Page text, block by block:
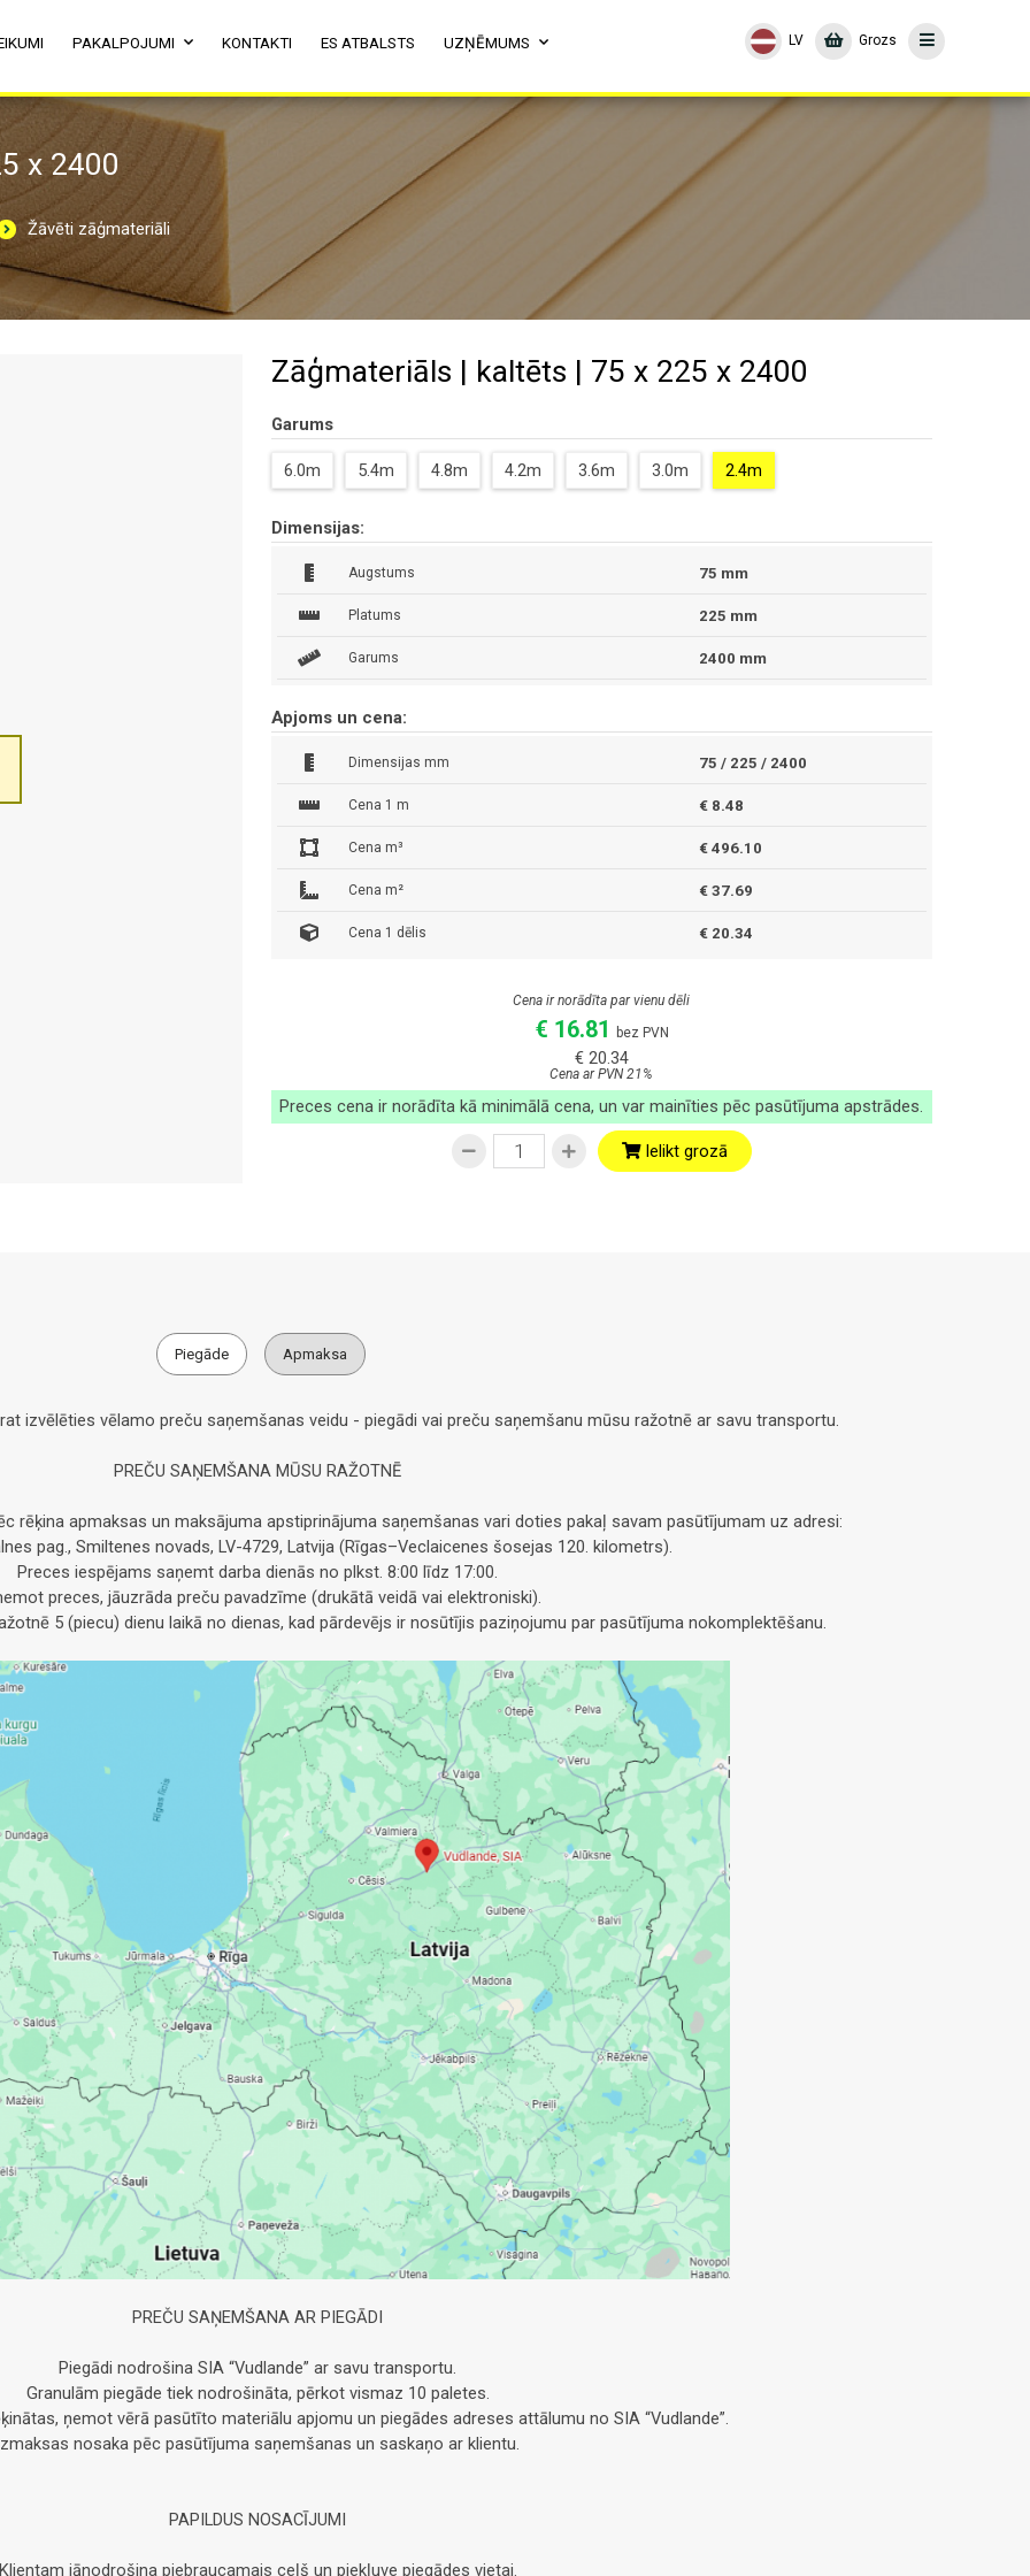
PAKALPOJUMI KONTAKTI ES ATBALSTS
UZŅĒMUMS
Grozs
LV
x 2400
Žāvēti zāģmateriāli
Zāģmateriāls | kaltēts | 75 x 225 x 2400
Garums
6.0m 5.4m 4.8m 4.2m 3.6m 3.0m 2.4m
Dimensijas:
Augstums 75 mm
Platums 225 mm
Garums 2400 mm
Apjoms un cena:
Dimensijas mm 75 / 225 / 2400
Cena 1 m € 8.48
Cena m³ € 496.10
Cena m² € 37.69
Cena 1 dēlis € 20.34
Cena ir norādīta par vienu dēli
€ 16.81 bez PVN
€ 20.34
Cena ar PVN 21%
Preces cena ir norādīta kā minimālā cena, un var mainīties pēc pasūtījuma apstrādes.
Ielikt grozā
Piegāde Apmaksa
izvēlēties vēlamo preču saņemšanas veidu - piegādi vai preču saņemšanu mūsu ražotnē ar savu transportu.
PREČU SAŅEMŠANA MŪSU RAŽOTNĒ
rēķina apmaksas un maksājuma apstiprinājuma saņemšanas vari doties pakaļ savam pasūtījumam uz adresi:
pag., Smiltenes novads, LV-4729, Latvija (Rīgas–Veclaicenes šosejas 120. kilometrs).
Preces iespējams saņemt darba dienās no plkst. 8:00 līdz 17:00.
preces, jāuzrāda preču pavadzīme (drukātā veidā vai elektroniski).
5 (piecu) dienu laikā no dienas, kad pārdevējs ir nosūtījis paziņojumu par pasūtījuma nokomplektēšanu.
PREČU SAŅEMŠANA AR PIEGĀDI
Piegādi nodrošina SIA “Vudlande” ar savu transportu.
Granulām piegāde tiek nodrošināta, pērkot vismaz 10 paletes.
ņemot vērā pasūtīto materiālu apjomu un piegādes adreses attālumu no SIA “Vudlande”.
nosaka pēc pasūtījuma saņemšanas un saskaņo ar klientu.
PAPILDUS NOSACĪJUMI
Klientam jānodrošina piebraucamais ceļš un piekļuve piegādes vietai.